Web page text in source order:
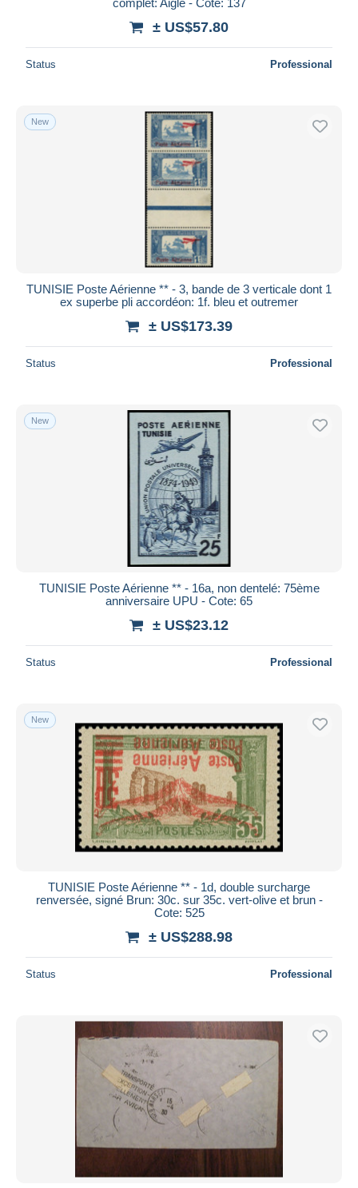
± US$57.80
Status Professional
New
TUNISIE Poste Aérienne ** - 3, bande de 3 verticale dont 1
ex superbe pli accordéon: 1f. bleu et outremer
± US$173.39
Status Professional
New
TUNISIE Poste Aérienne ** - 16a, non dentelé: 75ème
anniversaire UPU - Cote: 65
± US$23.12
Status Professional
New
TUNISIE Poste Aérienne ** - 1d, double surcharge
renversée, signé Brun: 30c. sur 35c. vert-olive et brun -
Cote: 525
± US$288.98
Status Professional